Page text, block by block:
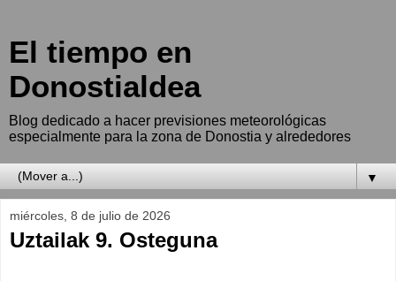
El tiempo en
Donostialdea
Blog dedicado a hacer previsiones meteorológicas
especialmente para la zona de Donostia y alrededores
▼
miércoles, 8 de julio de 2026
Uztailak 9. Osteguna